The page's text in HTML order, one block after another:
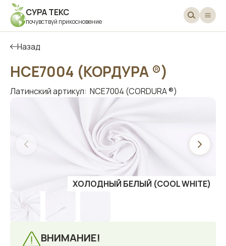
СУРА ТЕКС
почувствуй прикосновение
Назад
НСЕ7004 (КОРДУРА ®)
Латинский артикул: NCE7004 (CORDURA ®)
ХОЛОДНЫЙ БЕЛЫЙ (COOL WHITE)
ВНИМАНИЕ!